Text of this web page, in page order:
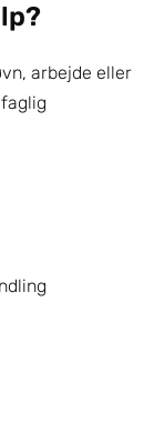
arbejde eller